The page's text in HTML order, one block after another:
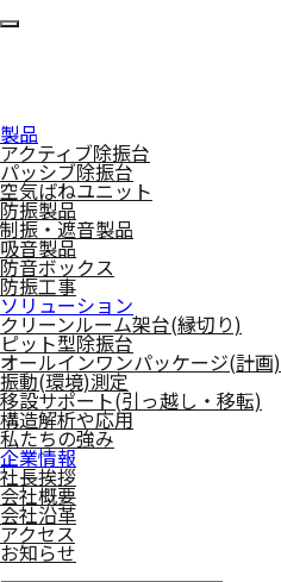
製品
アクティブ除振台
パッシブ除振台
空気ばねユニット
防振製品
制振・遮音製品
吸音製品
防音ボックス
防振工事
ソリューション
クリーンルーム架台(縁切り)
ピット型除振台
オールインワンパッケージ(計画)
振動(環境)測定
移設サポート(引っ越し・移転)
構造解析や応用
私たちの強み
企業情報
社長挨拶
会社概要
会社沿革
アクセス
お知らせ